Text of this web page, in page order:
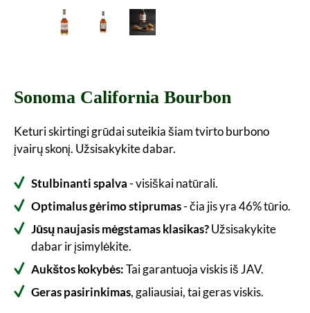
Sonoma California Bourbon
Keturi skirtingi grūdai suteikia šiam tvirto burbono
įvairų skonį. Užsisakykite dabar.
Stulbinanti spalva- visiškai natūrali.
Optimalus gėrimo stiprumas- čia jis yra 46% tūrio.
Jūsų naujasis mėgstamas klasikas?Užsisakykite
dabar ir įsimylėkite.
Aukštos kokybės:Tai garantuoja viskis iš JAV.
Geras pasirinkimas, galiausiai, tai geras viskis.